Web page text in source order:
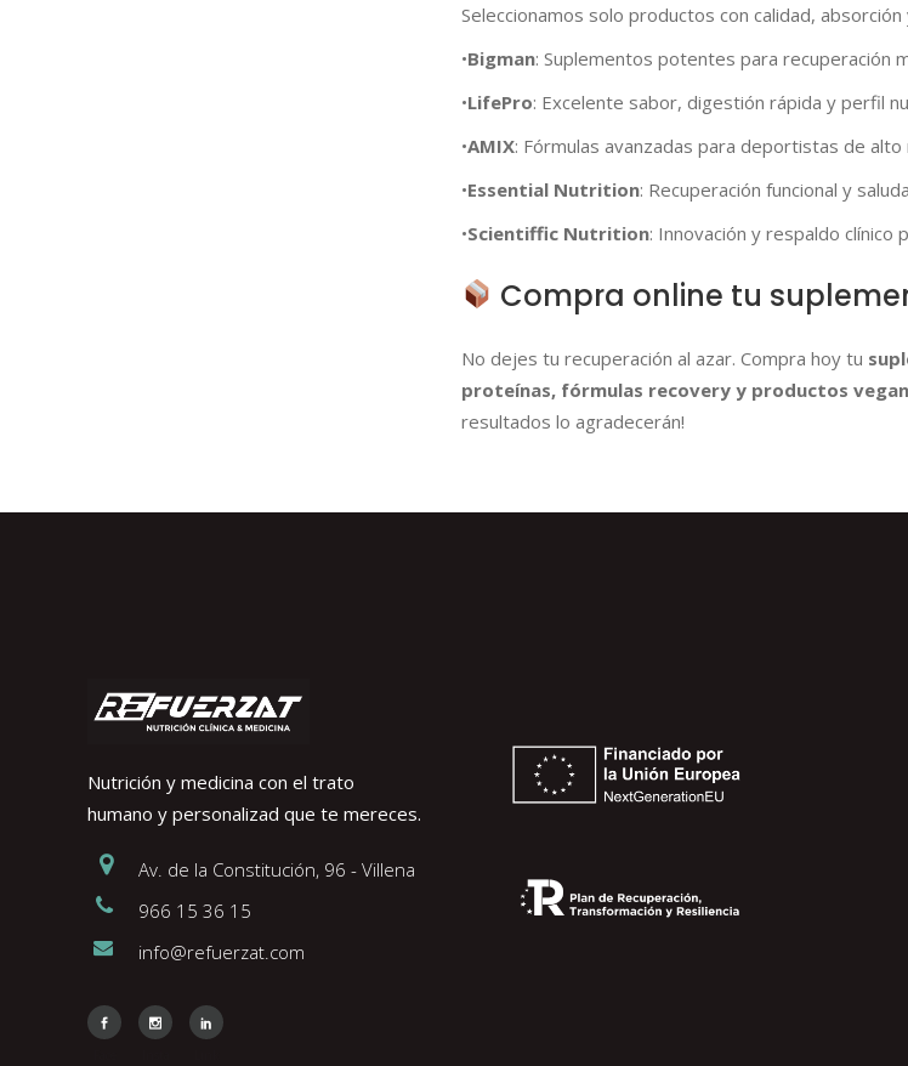
Seleccionamos solo productos con calidad,
•Bigman: Suplementos potentes para recuperación
•LifePro: Excelente sabor, digestión rápida y perfil
•AMIX: Fórmulas avanzadas para deportistas de alto
•Essential Nutrition: Recuperación funcional y
•Scientiffic Nutrition: Innovación y respaldo clínico
Compra online tu
No dejes tu recuperación al azar. Compra hoy tu
proteínas, fórmulas recovery y productos
resultados lo agradecerán!
Nutrición y medicina con el trato
humano y personalizad que te mereces.
Av. de la Constitución, 96 - Villena
966 15 36 15
info@refuerzat.com